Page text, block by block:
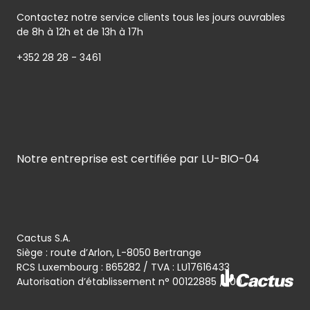
Contactez notre service clients tous les jours ouvrables
de 8h à 12h et de 13h à 17h
+352 28 28 - 3461
Cactus S.A.
Siège : route d’Arlon, L-8050 Bertrange
RCS Luxembourg : B65282 / TVA : LU17616433
Autorisation d’établissement n° 00122885 / 100
Notre entreprise est certifiée par LU-BIO-04